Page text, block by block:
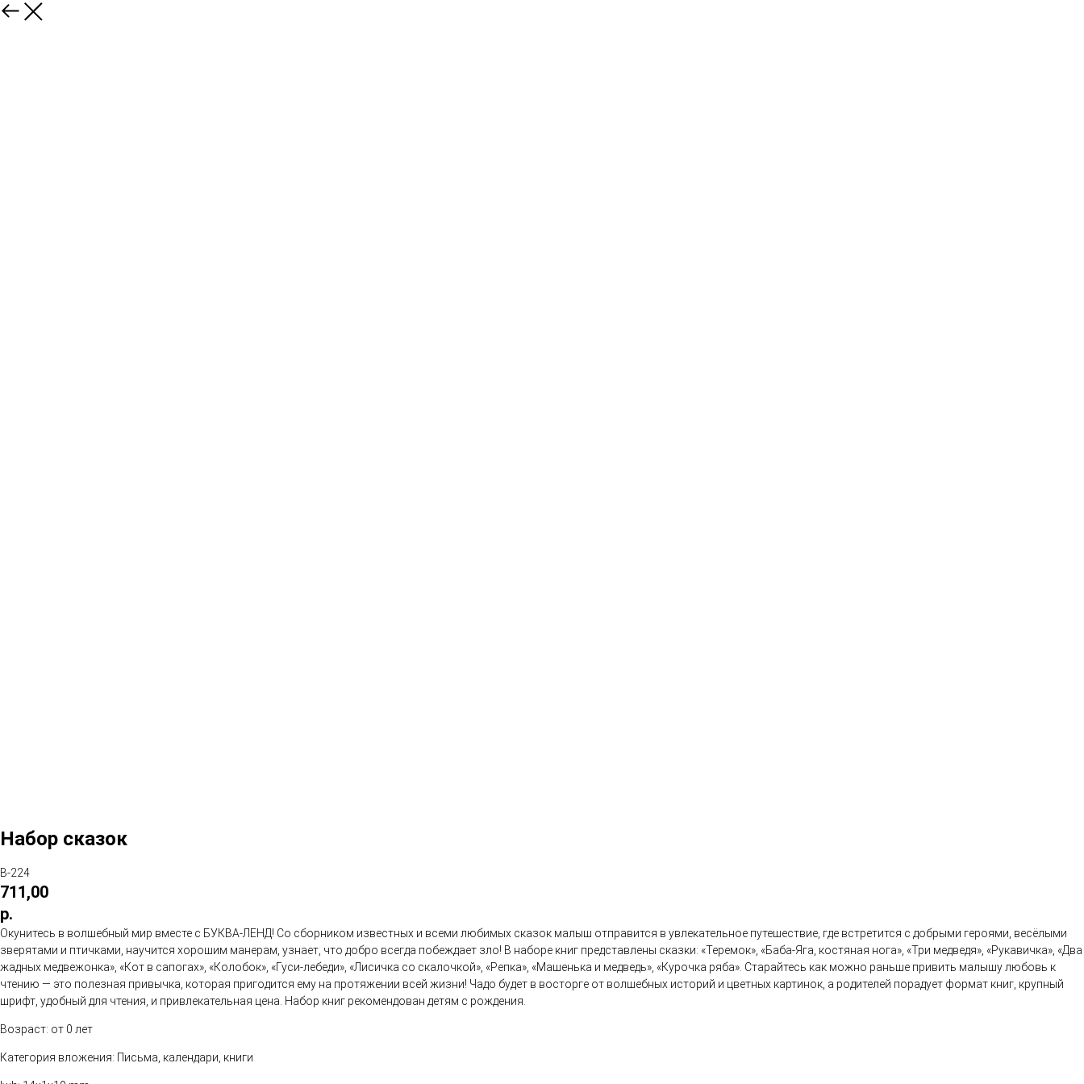
Набор сказок
В-224
711,00
р.
Окунитесь в волшебный мир вместе с БУКВА-ЛЕНД! Со сборником известных и всеми любимых сказок малыш отправится в увлекательное путешествие, где встретится с добрыми героями, весёлыми
зверятами и птичками, научится хорошим манерам, узнает, что добро всегда побеждает зло! В наборе книг представлены сказки: «Теремок», «Баба-Яга, костяная нога», «Три медведя», «Рукавичка», «Два
жадных медвежонка», «Кот в сапогах», «Колобок», «Гуси-лебеди», «Лисичка со скалочкой», «Репка», «Машенька и медведь», «Курочка ряба». Старайтесь как можно раньше привить малышу любовь к
чтению — это полезная привычка, которая пригодится ему на протяжении всей жизни! Чадо будет в восторге от волшебных историй и цветных картинок, а родителей порадует формат книг, крупный
шрифт, удобный для чтения, и привлекательная цена. Набор книг рекомендован детям с рождения.
Возраст: от 0 лет
Категория вложения: Письма, календари, книги